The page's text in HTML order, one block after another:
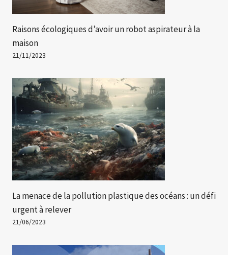
Raisons écologiques d’avoir un robot aspirateur à la
maison
21/11/2023
La menace de la pollution plastique des océans : un défi
urgent à relever
21/06/2023